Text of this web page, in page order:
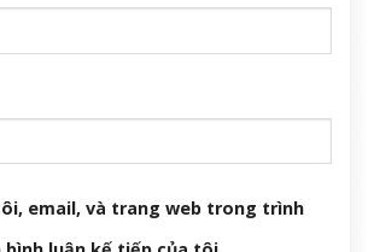
email, và trang web trong trình